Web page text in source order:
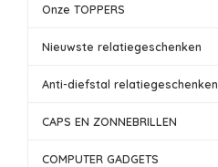
Onze TOPPERS
Nieuwste relatiegeschenken
Anti-diefstal relatiegeschenken
CAPS EN ZONNEBRILLEN
COMPUTER GADGETS